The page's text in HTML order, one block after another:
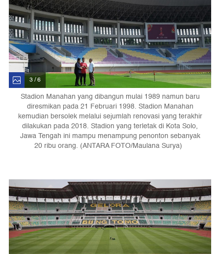
3 / 6
Stadion Manahan yang dibangun mulai 1989 namun baru
diresmikan pada 21 Februari 1998. Stadion Manahan
kemudian bersolek melalui sejumlah renovasi yang terakhir
dilakukan pada 2018. Stadion yang terletak di Kota Solo,
Jawa Tengah ini mampu menampung penonton sebanyak
20 ribu orang. (ANTARA FOTO/Maulana Surya)